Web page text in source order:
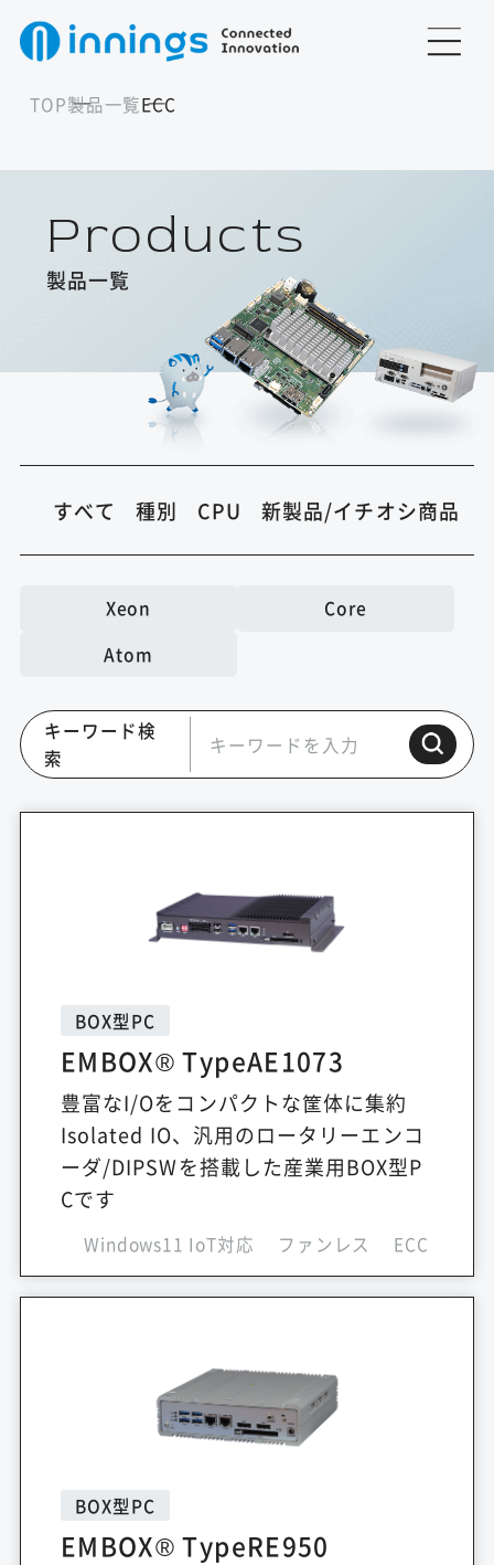
TOP製品一覧ECC
Products
製品一覧
すべて 種別 CPU 新製品/イチオシ商品
Xeon
Core
Atom
キーワード検
索
BOX型PC
EMBOX® TypeAE1073
豊富なI/Oをコンパクトな筐体に集約
Isolated IO、汎用のロータリーエンコ
ーダ/DIPSWを搭載した産業用BOX型P
Cです
Windows11 IoT対応 ファンレス ECC
BOX型PC
EMBOX® TypeRE950